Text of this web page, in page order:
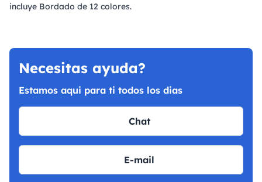
incluye Bordado de 12 colores.
Necesitas ayuda?
Estamos aqui para ti todos los dias
Chat
E-mail